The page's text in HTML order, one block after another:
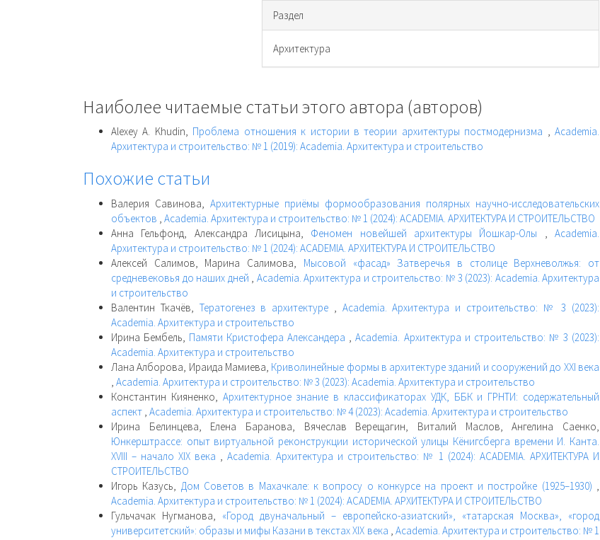
Раздел
Архитектура
Наиболее читаемые статьи этого автора (авторов)
Alexey A. Khudin, Проблема отношения к истории в теории архитектуры постмодернизма ,Academia.
Архитектура и строительство: № 1 (2019): Academia. Архитектура и строительство
Похожие статьи
Валерия Савинова, Архитектурные приёмы формообразования полярных научно-исследовательских
объектов Academia. Архитектура и строительство: № 1 (2024): ACADEMIA. АРХИТЕКТУРА И СТРОИТЕЛЬСТВО
Анна Гельфонд, Александра Лисицына, Феномен новейшей архитектуры Йошкар-Олы ,Academia.
Архитектура и строительство: № 1 (2024): ACADEMIA. АРХИТЕКТУРА И СТРОИТЕЛЬСТВО
Алексей Салимов, Марина Салимова, Мысовой «фасад» Затверечья в столице Верхневолжья: от
средневековья до наших дней
Academia. Архитектура и строительство: № 3 (2023): Academia. Архитектура
и строительство
Валентин Ткачёв, Тератогенез в архитектуре
Academia. Архитектура и строительство: № 3 (2023):
Academia. Архитектура и строительство
Ирина Бембель, Памяти Кристофера Александера ,Academia. Архитектура и строительство: № 3 (2023):
Academia. Архитектура и строительство
Лана Алборова, Ираида Мамиева, Криволинейные формы в архитектуре зданий и сооружений до XXI века
Academia. Архитектура и строительство: № 3 (2023): Academia. Архитектура и строительство
Константин Кияненко, Архитектурное знание в классификаторах УДК, ББК и ГРНТИ: содержательный
аспект Academia. Архитектура и строительство: № 4 (2023): Academia. Архитектура и строительство
Ирина Белинцева, Елена Баранова, Вячеслав Верещагин, Виталий Маслов, Ангелина Саенко,
Юнкерштрассе: опыт виртуальной реконструкции исторической улицы Кёнигсберга времени И. Канта.
XVIII – начало XIX века
Academia. Архитектура и строительство: № 1 (2024): ACADEMIA. АРХИТЕКТУРА И
СТРОИТЕЛЬСТВО
Игорь Казусь, Дом Советов в Махачкале: к вопросу о конкурсе на проект и постройке (1925–1930)
Academia. Архитектура и строительство: № 1 (2024): ACADEMIA. АРХИТЕКТУРА И СТРОИТЕЛЬСТВО
Гульчачак Нугманова, «Город двуначальный – европейско-азиатский», «татарская Москва», «город
университетский»: образы и мифы Казани в текстах XIX века Academia. Архитектура и строительство: № 1